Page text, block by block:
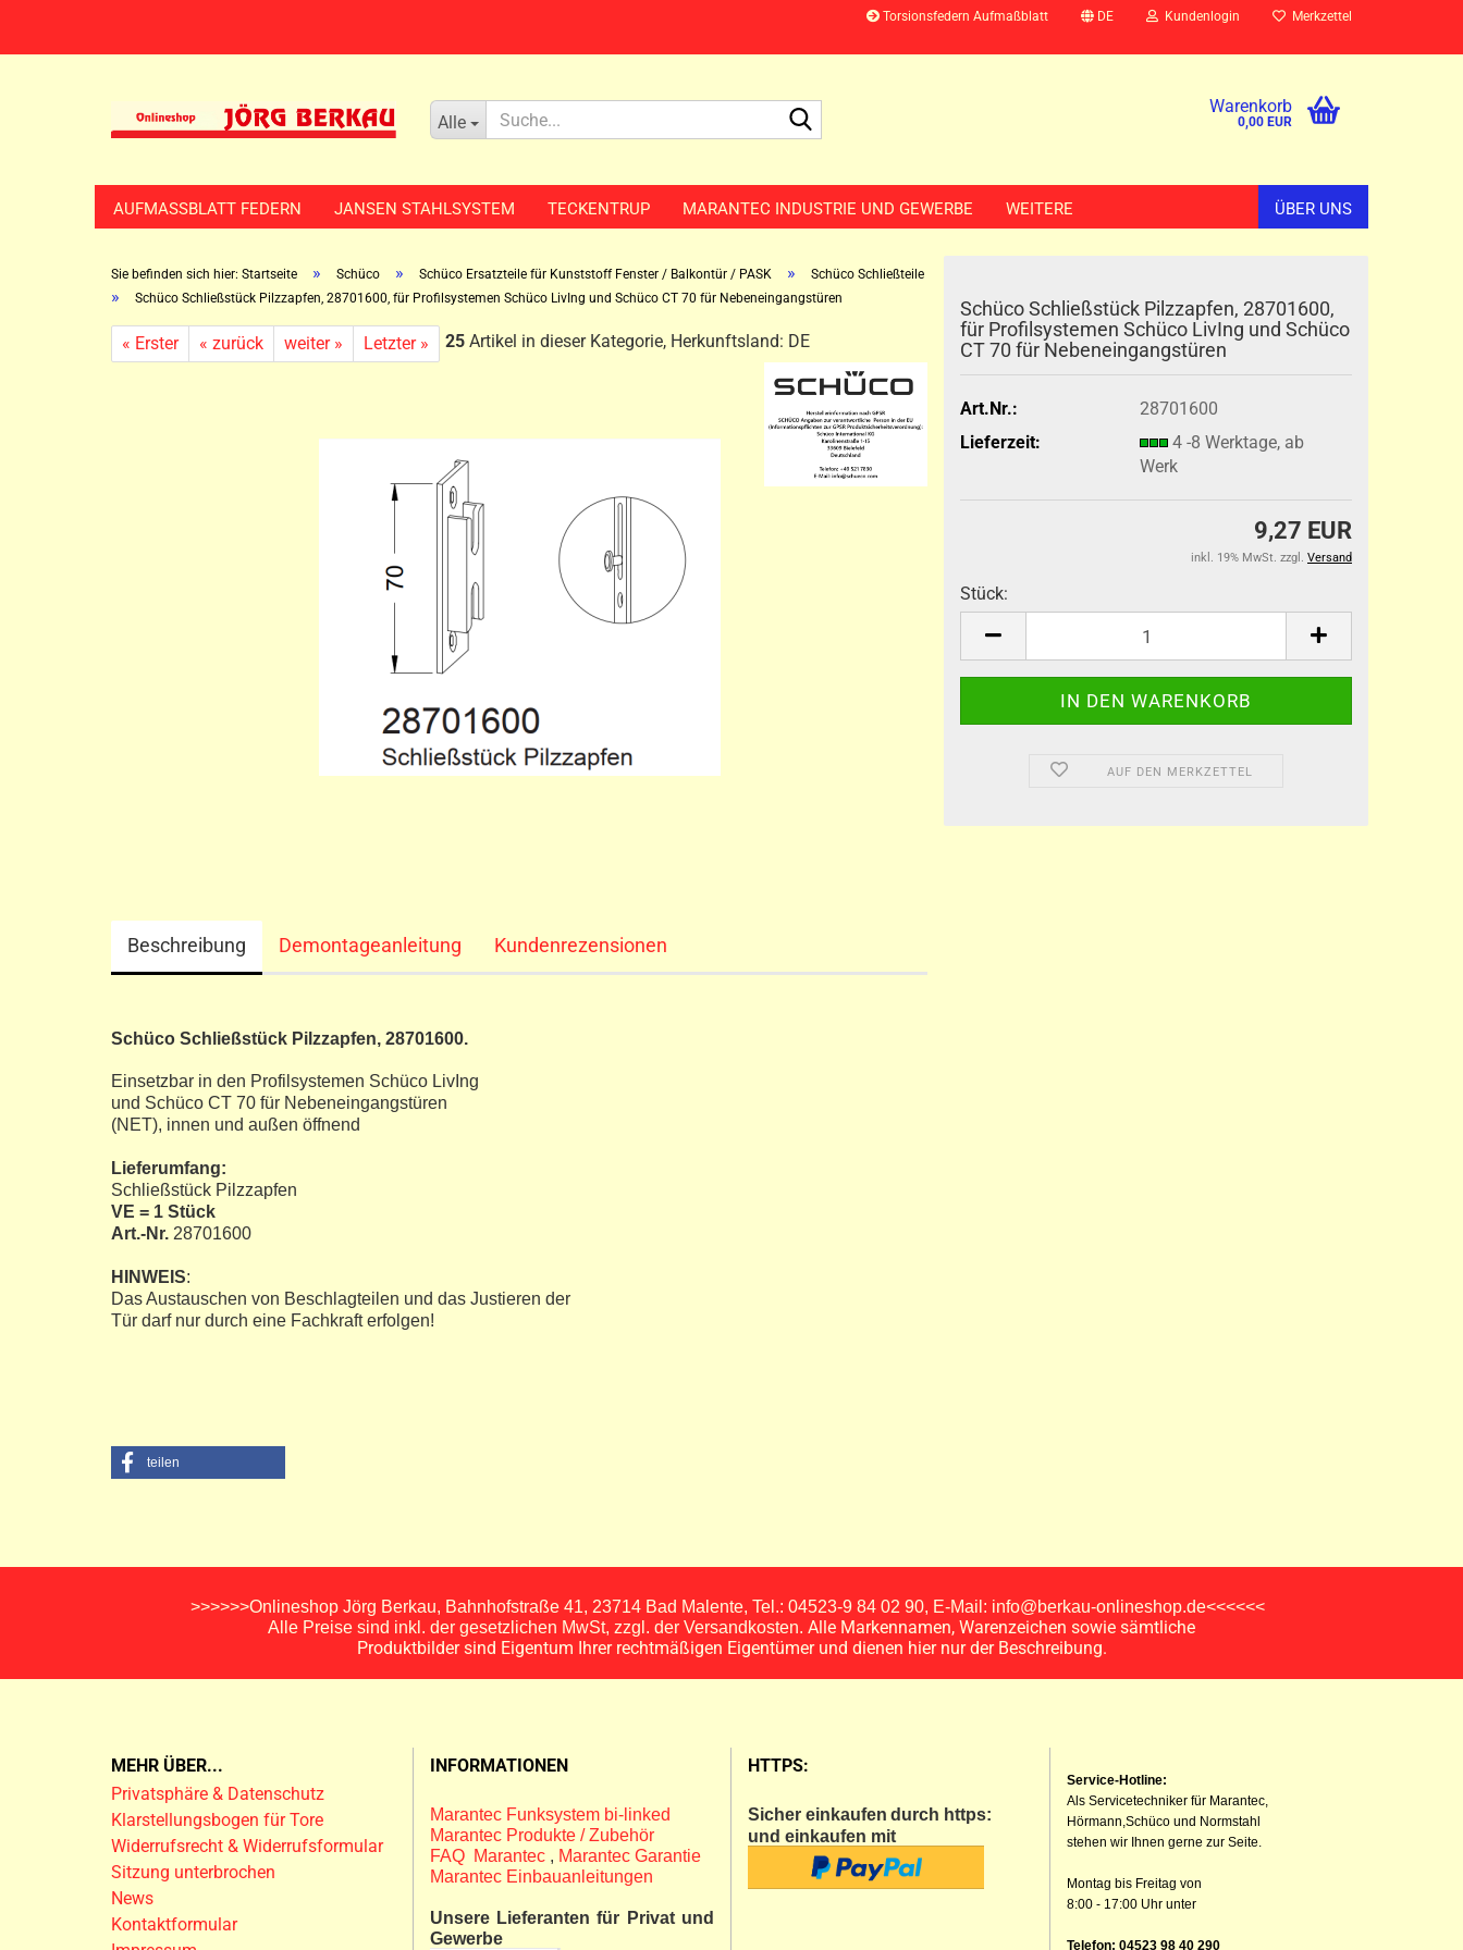
Torsionsfedern Aufmaßblatt DE Kundenlogin Merkzettel
Alle
Warenkorb
0,00 EUR
AUFMASSBLATT FEDERN JANSEN STAHLSYSTEM TECKENTRUP MARANTEC INDUSTRIE UND GEWERBE ÜBER UNS
WEITERE
Sie befinden sich hier: Startseite » Schüco » Schüco Ersatzteile für Kunststoff Fenster / Balkontür / PASK » Schüco Schließteile
» Schüco Schließstück Pilzzapfen, 28701600, für Profilsystemen Schüco LivIng und Schüco CT 70 für Nebeneingangstüren
« Erster « zurück weiter » Letzter » 25 Artikel in dieser Kategorie, Herkunftsland: DE
Schüco Schließstück Pilzzapfen, 28701600,
für Profilsystemen Schüco LivIng und Schüco
CT 70 für Nebeneingangstüren
Art.Nr.:
28701600
Lieferzeit:
4 -8 Werktage, ab
Werk
9,27 EUR
inkl. 19% MwSt. zzgl. Versand
Stück:
Stück
AUF DEN MERKZETTEL
Beschreibung Demontageanleitung Kundenrezensionen
Schüco Schließstück Pilzzapfen, 28701600.
Einsetzbar in den Profilsystemen Schüco LivIng
und Schüco CT 70 für Nebeneingangstüren
(NET), innen und außen öffnend
Lieferumfang:
Schließstück Pilzzapfen
VE = 1 Stück
Art.-Nr. 28701600
HINWEIS:
Das Austauschen von Beschlagteilen und das Justieren der
Tür darf nur durch eine Fachkraft erfolgen!
teilen
>>>>>>Onlineshop Jörg Berkau, Bahnhofstraße 41, 23714 Bad Malente, Tel.: 04523-9 84 02 90, E-Mail: info@berkau-onlineshop.de<<<<<<
Alle Preise sind inkl. der gesetzlichen MwSt, zzgl. der Versandkosten. Alle Markennamen, Warenzeichen sowie sämtliche
Produktbilder sind Eigentum Ihrer rechtmäßigen Eigentümer und dienen hier nur der Beschreibung.
MEHR ÜBER...
Privatsphäre & Datenschutz
Klarstellungsbogen für Tore
Widerrufsrecht & Widerrufsformular
Sitzung unterbrochen
News
Kontaktformular
INFORMATIONEN
Marantec Funksystem bi-linked
Marantec Produkte / Zubehör
FAQ Marantec , Marantec Garantie
Marantec Einbauanleitungen
Unsere Lieferanten für Privat und
Gewerbe
HTTPS:
Sicher einkaufen durch https:
und einkaufen mit
Service-Hotline:
Als Servicetechniker für Marantec,
Hörmann,Schüco und Normstahl
stehen wir Ihnen gerne zur Seite.
Montag bis Freitag von
8:00 - 17:00 Uhr unter
Telefon: 04523 98 40 290